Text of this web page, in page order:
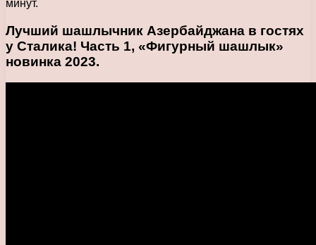
минут.
Лучший шашлычник Азербайджана в гостях
у Сталика! Часть 1, «Фигурный шашлык»
новинка 2023.